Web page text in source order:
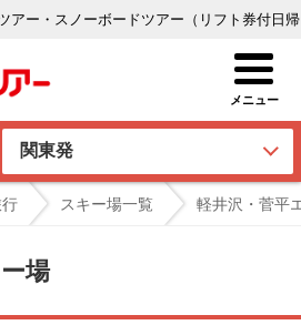
アー・スノーボードツアー（リフト券付日
スキー場一覧 軽井沢・菅平
場